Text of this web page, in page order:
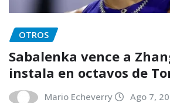
OTROS
Sabalenka vence a
instala en octavos de
Mario Echeverry Ago 7,